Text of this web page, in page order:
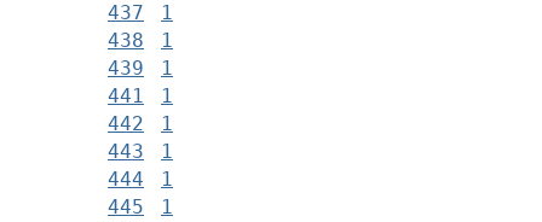
437
1
438
1
439
1
441
1
442
1
443
1
444
1
445
1